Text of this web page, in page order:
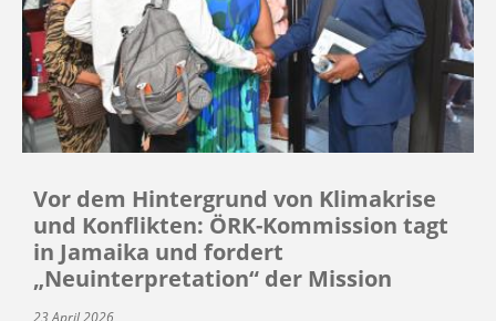
Vor dem Hintergrund von Klimakrise
und Konflikten: ÖRK-Kommission tagt
in Jamaika und fordert
„Neuinterpretation“ der Mission
23 April 2026